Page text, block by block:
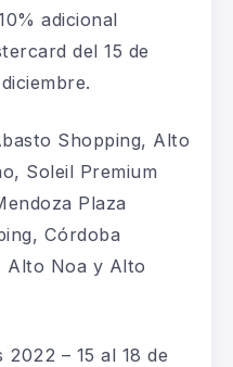
adicional
del 15 de
Shopping, Alto
Soleil Premium
Plaza
Córdoba
Alto Noa y Alto
2022 – 15 al 18 de